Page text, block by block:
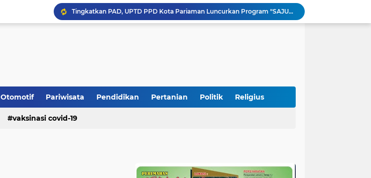
Tingkatkan PAD, UPTD PPD Kota Pariaman Luncurkan Program "SAJUMPA"
Pemkab Perkuat Komitmen Dalam Kehidupan Masyarakat Yang Harmonis
Bupati Padangpariaman Bersama Rombongan Jemput Aspirasi
Longsor Ganggu Akses Jalan Pada Empat Titik
Mengakhiri Pecah Kongsi Pimpinan Pemda
Otomotif Pariwisata Pendidikan Pertanian Politik Religius
vaksinasi covid-19